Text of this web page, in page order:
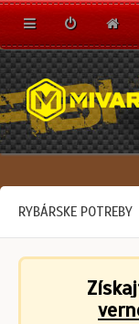
RYBÁRSKE POTREBY